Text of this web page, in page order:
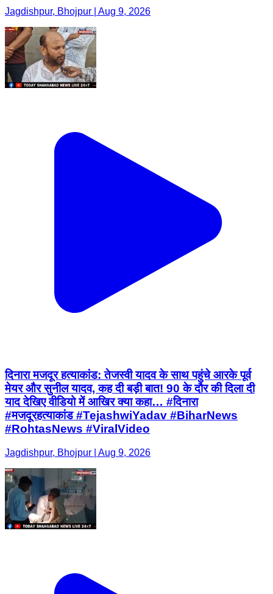
Jagdishpur, Bhojpur | Aug 9, 2026
दिनारा मजदूर हत्याकांड: तेजस्वी यादव के साथ पहुंचे आरके पूर्व
मेयर और सुनील यादव, कह दी बड़ी बात! 90 के दौर की दिला दी
याद देखिए वीडियो में आखिर क्या कहा… #दिनारा
#मजदूरहत्याकांड #TejashwiYadav #BiharNews
#RohtasNews #ViralVideo
Jagdishpur, Bhojpur | Aug 9, 2026